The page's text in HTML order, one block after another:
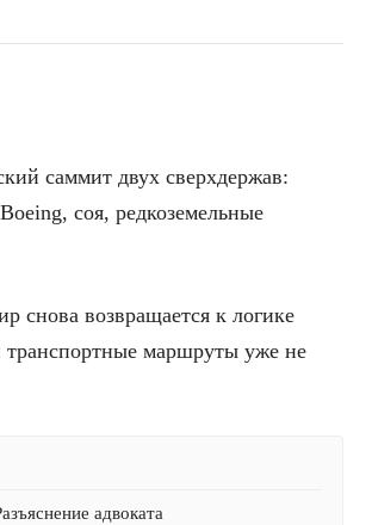
саммит двух сверхдержав:
соя, редкоземельные
снова возвращается к логике
транспортные маршруты уже не
адвоката